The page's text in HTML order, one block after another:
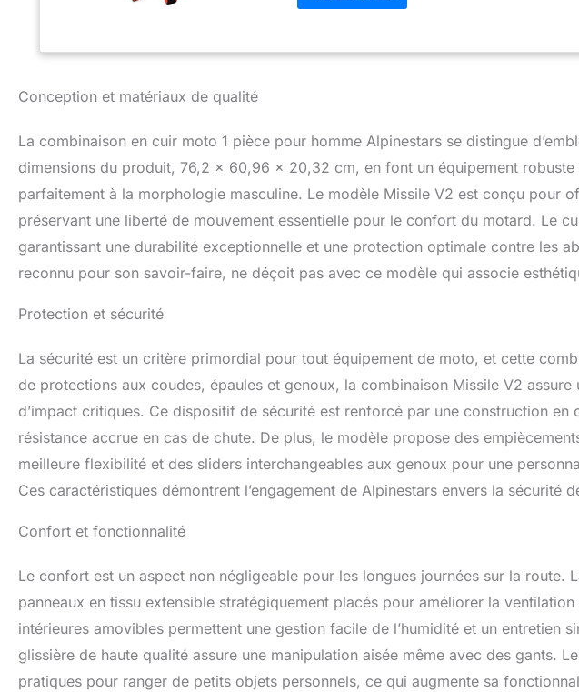
et genoux hautement pré-courbés pour des
des performances paramétriques pour la
téléchargement. Graphisme « Ignition »
inspirée de la course. Cuir bovin de qualité
une résistance optimale aux chocs et à
exceptionnel de la friction. L’armure interne
et offre une couverture étendue pour une
zones clés.
Conception et matériaux de qualité
La combinaison en cuir moto 1 pièce pour homme Alpinestars se distingue
dimensions du produit, 76,2 x 60,96 x 20,32 cm, en font un équipement robuste
parfaitement à la morphologie masculine. Le modèle Missile V2 est conçu pour
préservant une liberté de mouvement essentielle pour le confort du motard. Le
garantissant une durabilité exceptionnelle et une protection optimale contre les
reconnu pour son savoir-faire, ne déçoit pas avec ce modèle qui associe
Protection et sécurité
La sécurité est un critère primordial pour tout équipement de moto, et cette
de protections aux coudes, épaules et genoux, la combinaison Missile V2
d’impact critiques. Ce dispositif de sécurité est renforcé par une construction en
résistance accrue en cas de chute. De plus, le modèle propose des
meilleure flexibilité et des sliders interchangeables aux genoux pour une
Ces caractéristiques démontrent l’engagement de Alpinestars envers la sécurité
Confort et fonctionnalité
Le confort est un aspect non négligeable pour les longues journées sur la route.
panneaux en tissu extensible stratégiquement placés pour améliorer la
intérieures amovibles permettent une gestion facile de l’humidité et un entretien
glissière de haute qualité assure une manipulation aisée même avec des gants.
pratiques pour ranger de petits objets personnels, ce qui augmente sa